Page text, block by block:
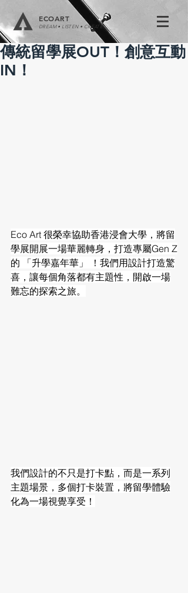
ECOART
DREAM • LISTEN • CREATE
傳統留學展OUT！創意互動
IN！
Eco Art 很榮幸協助香港浸會大學，將留
學展開展一場華麗轉身，打造專屬Gen Z
的 「升學嘉年華」 ！我們用設計打造驚
喜，讓每個角落都有主題性，開啟一場
難忘的探索之旅。
我們設計的不只是打卡點，而是一系列
主題場景，多個打卡裝置，將留學體驗
化為一場視覺享受！